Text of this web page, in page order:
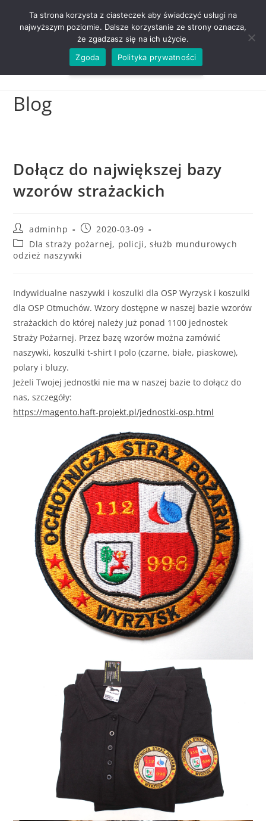
ZADZWOŃ TEL. 600 352 938
Blog
Dołącz do największej bazy
wzorów strażackich
adminhp
2020-03-09
Dla straży pożarnej, policji, służb mundurowych
odzież naszywki
Indywidualne naszywki i koszulki dla OSP Wyrzysk i koszulki
dla OSP Otmuchów. Wzory dostępne w naszej bazie wzorów
strażackich do której należy już ponad 1100 jednostek
Straży Pożarnej. Przez bazę wzorów można zamówić
naszywki, koszulki t-shirt I polo (czarne, białe, piaskowe),
polary i bluzy.
Jeżeli Twojej jednostki nie ma w naszej bazie to dołącz do
nas, szczegóły:
https://magento.haft-projekt.pl/jednostki-osp.html
Ta strona korzysta z ciasteczek aby świadczyć usługi na
najwyższym poziomie. Dalsze korzystanie ze strony oznacza,
że zgadzasz się na ich użycie.
Zgoda
Polityka prywatności